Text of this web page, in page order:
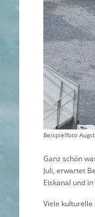
Beispielfoto
Ganz schön
Juli, erwartet
Eiskanal und
Viele kulturelle